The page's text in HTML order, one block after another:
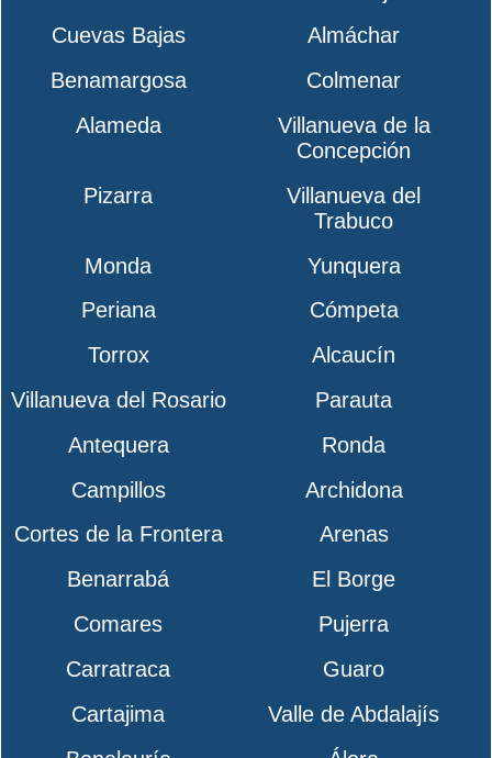
Cuevas Bajas
Almáchar
Benamargosa
Colmenar
Alameda
Villanueva de la
Concepción
Pizarra
Villanueva del
Trabuco
Monda
Yunquera
Periana
Cómpeta
Torrox
Alcaucín
Villanueva del Rosario
Parauta
Antequera
Ronda
Campillos
Archidona
Cortes de la Frontera
Arenas
Benarrabá
El Borge
Comares
Pujerra
Carratraca
Guaro
Cartajima
Valle de Abdalajís